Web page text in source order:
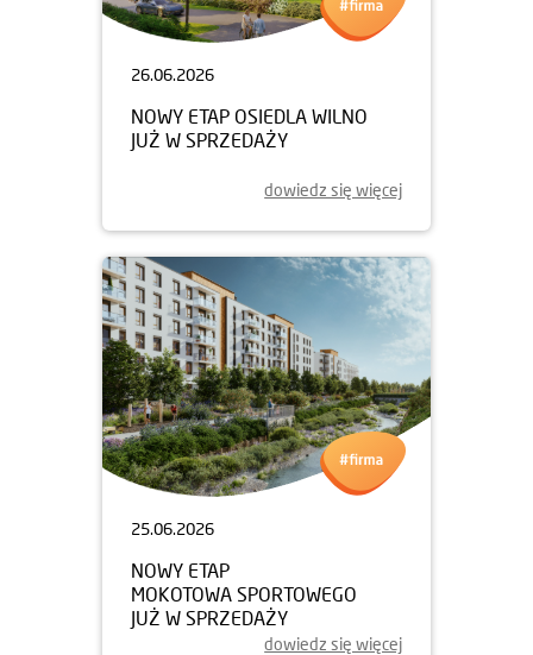
26.06.2026
NOWY ETAP OSIEDLA WILNO
JUŻ W SPRZEDAŻY
dowiedz się więcej
25.06.2026
NOWY ETAP
MOKOTOWA SPORTOWEGO
JUŻ W SPRZEDAŻY
dowiedz się więcej